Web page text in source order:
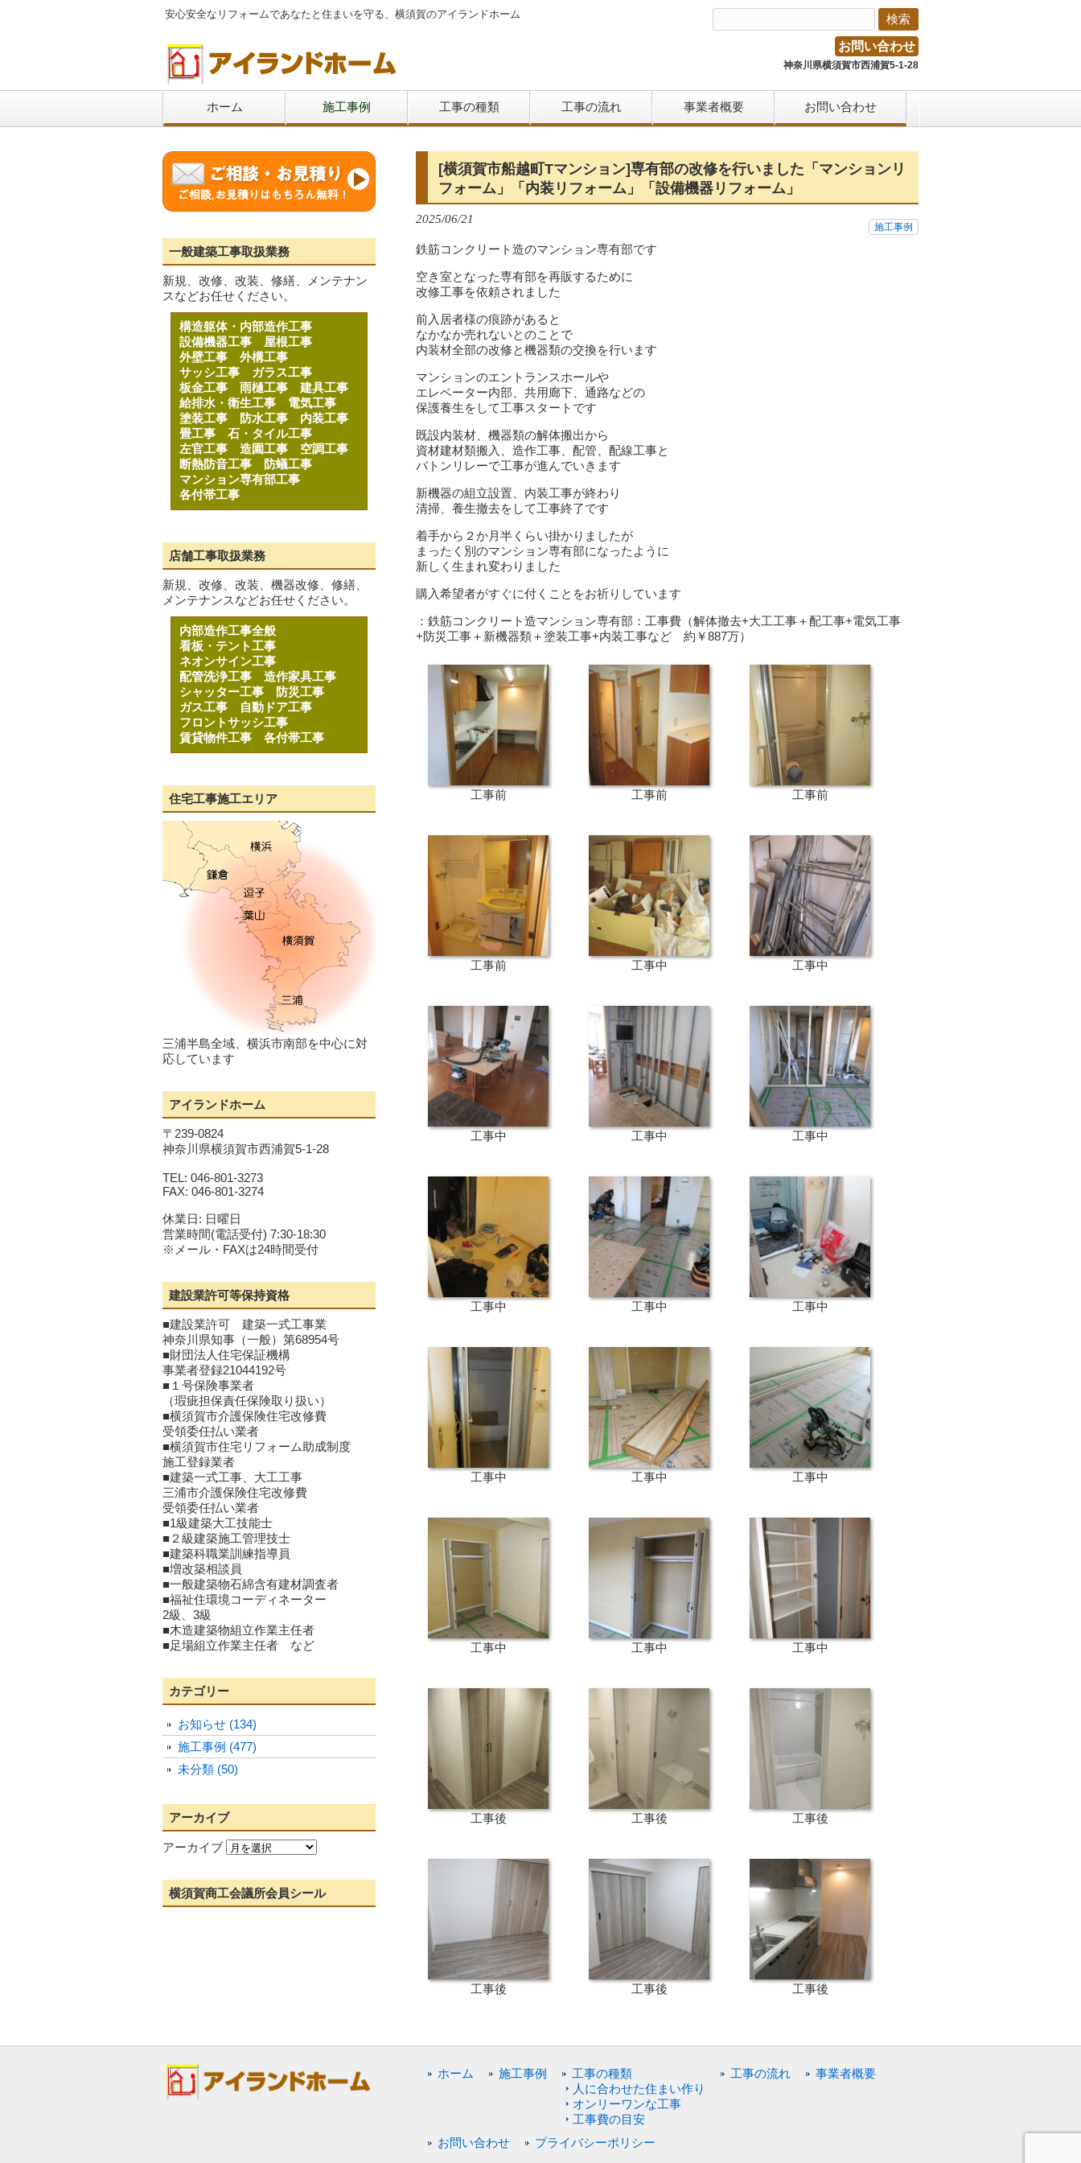
安心安全なリフォームであなたと住まいを守る、横須賀のアイランドホーム
お問い合わせ
神奈川県横須賀市西浦賀5-1-28
ホーム 施工事例 工事の種類 工事の流れ 事業者概要 お問い合わせ
[横須賀市船越町Tマンション]専有部の改修を行いました「マンションリ
フォーム」「内装リフォーム」「設備機器リフォーム」
2025/06/21
施工事例
鉄筋コンクリート造のマンション専有部です
空き室となった専有部を再販するために
改修工事を依頼されました
前入居者様の痕跡があると
なかなか売れないとのことで
内装材全部の改修と機器類の交換を行います
マンションのエントランスホールや
エレベーター内部、共用廊下、通路などの
保護養生をして工事スタートです
既設内装材、機器類の解体搬出から
資材建材類搬入、造作工事、配管、配線工事と
バトンリレーで工事が進んでいきます
新機器の組立設置、内装工事が終わり
清掃、養生撤去をして工事終了です
着手から２か月半くらい掛かりましたが
まったく別のマンション専有部になったように
新しく生まれ変わりました
購入希望者がすぐに付くことをお祈りしています
：鉄筋コンクリート造マンション専有部：工事費（解体撤去+大工工事＋配工事+電気工事
+防災工事＋新機器類＋塗装工事+内装工事など 約￥887万）
工事前 工事前 工事前
工事前 工事中 工事中
工事中 工事中 工事中
工事中 工事中 工事中
工事中 工事中 工事中
工事中 工事中 工事中
工事後 工事後 工事後
工事後 工事後 工事後
一般建築工事取扱業務
新規、改修、改装、修繕、メンテナン
スなどお任せください。
構造躯体・内部造作工事
設備機器工事 屋根工事
外壁工事 外構工事
サッシ工事 ガラス工事
板金工事 雨樋工事 建具工事
給排水・衛生工事 電気工事
塗装工事
防水工事 内装工事
畳工事 石・タイル工事
左官工事 造園工事 空調工事
断熱防音工事
防蟻工事
マンション専有部工事
各付帯工事
店舗工事取扱業務
新規、改修、改装、機器改修、修繕、
メンテナンスなどお任せください。
内部造作工事全般
看板・テント工事
ネオンサイン工事
配管洗浄工事 造作家具工事
シャッター工事
防災工事
ガス工事
自動ドア工事
フロントサッシ工事
賃貸物件工事 各付帯工事
住宅工事施工エリア
三浦半島全域、横浜市南部を中心に対
応しています
アイランドホーム
〒239-0824
神奈川県横須賀市西浦賀5-1-28
TEL: 046-801-3273
FAX: 046-801-3274
休業日: 日曜日
営業時間(電話受付) 7:30-18:30
※メール・FAXは24時間受付
建設業許可等保持資格
■建設業許可 建築一式工事業
神奈川県知事（一般）第68954号
■財団法人住宅保証機構
事業者登録21044192号
■１号保険事業者
（瑕疵担保責任保険取り扱い）
■横須賀市介護保険住宅改修費
受領委任払い業者
■横須賀市住宅リフォーム助成制度
施工登録業者
■建築一式工事、大工工事
三浦市介護保険住宅改修費
受領委任払い業者
■1級建築大工技能士
■２級建築施工管理技士
■建築科職業訓練指導員
■増改築相談員
■一般建築物石綿含有建材調査者
■福祉住環境コーディネーター
2級、3級
■木造建築物組立作業主任者
■足場組立作業主任者 など
カテゴリー
お知らせ (134)
施工事例 (477)
未分類 (50)
アーカイブ
アーカイブ
横須賀商工会議所会員シール
ホーム 施工事例
工事の種類
人に合わせた住まい作り
オンリーワンな工事
工事費の目安
工事の流れ 事業者概要
お問い合わせ プライバシーポリシー